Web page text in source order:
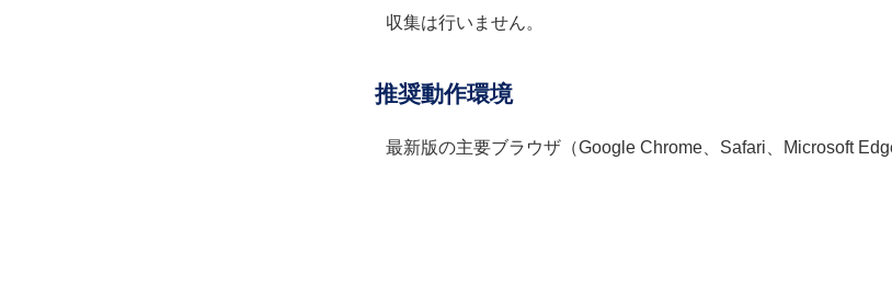
収集は行いません。
推奨動作環境
最新版の主要ブラウザ（Google Chrome、Safari、Microsoft